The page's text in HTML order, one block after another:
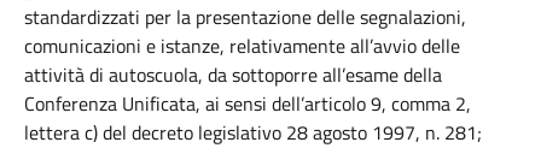
standardizzati per la presentazione delle segnalazioni,
comunicazioni e istanze, relativamente all’avvio delle
attività di autoscuola, da sottoporre all’esame della
Conferenza Unificata, ai sensi dell’articolo 9, comma 2,
lettera c) del decreto legislativo 28 agosto 1997, n. 281;